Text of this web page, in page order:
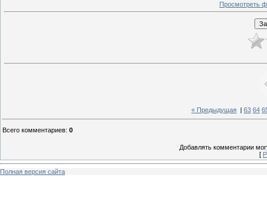
Просмотреть
« Предыдущая 63 64
Всего комментариев: 0
Добавлять комментарии
[
Полная версия сайта